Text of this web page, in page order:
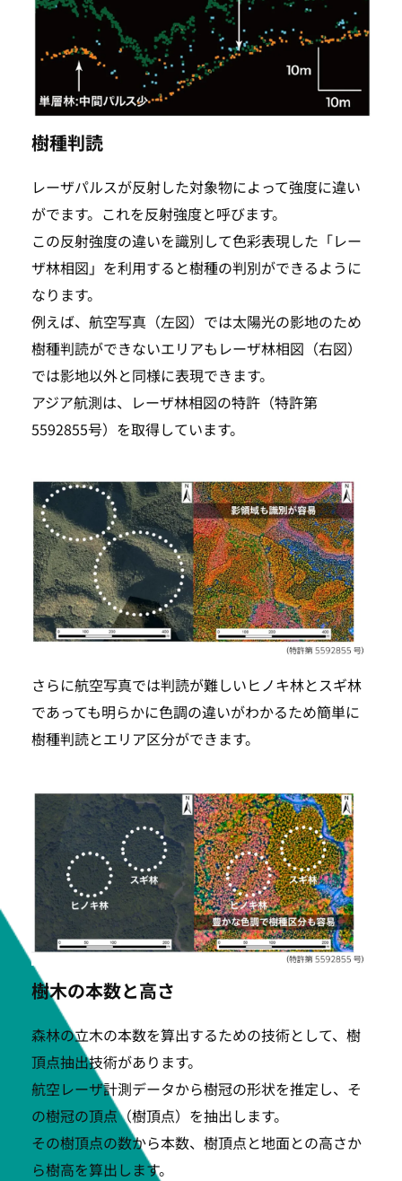
樹種判読
レーザパルスが反射した対象物によって強度に違い
がでます。これを反射強度と呼びます。
この反射強度の違いを識別して色彩表現した「レー
ザ林相図」を利用すると樹種の判別ができるように
なります。
例えば、航空写真（左図）では太陽光の影地のため
樹種判読ができないエリアもレーザ林相図（右図）
では影地以外と同様に表現できます。
アジア航測は、レーザ林相図の特許（特許第
5592855号）を取得しています。
さらに航空写真では判読が難しいヒノキ林とスギ林
であっても明らかに色調の違いがわかるため簡単に
樹種判読とエリア区分ができます。
樹木の本数と高さ
森林の立木の本数を算出するための技術として、樹
頂点抽出技術があります。
航空レーザ計測データから樹冠の形状を推定し、そ
の樹冠の頂点（樹頂点）を抽出します。
その樹頂点の数から本数、樹頂点と地面との高さか
ら樹高を算出します。